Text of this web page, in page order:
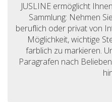
JUSLINE ermöglicht
Sammlung: Nehmen
beruflich oder privat von
Möglichkeit, wichtige
farblich zu markieren.
Paragrafen nach